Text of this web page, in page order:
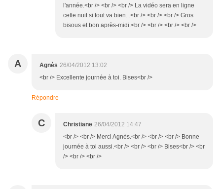
l'année.<br /> <br /> <br /> La vidéo sera en ligne
cette nuit si tout va bien...<br /> <br /> <br /> Gros
bisous et bon après-midi.<br /> <br /> <br /> <br />
A Agnès 26/04/2012 13:02
<br /> Excellente journée à toi. Bises<br />
Répondre
C Christiane 26/04/2012 14:47
<br /> <br /> Merci Agnès.<br /> <br /> <br /> Bonne
journée à toi aussi.<br /> <br /> <br /> Bises<br /> <br
/> <br /> <br />